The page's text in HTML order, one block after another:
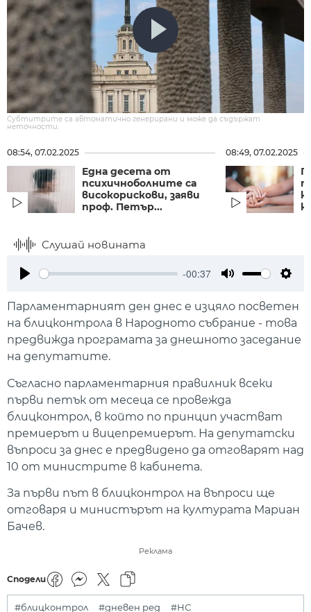
Субтитрите са автоматично генерирани и може да съдържат
неточности.
08:54, 07.02.2025
Една десета от
психичноболните са
високорискови, заяви
проф. Петър...
08:49, 07.02.2025
Слушай новината
-00:37
Парламентарният ден днес е изцяло посветен
на блицконтрола в Народното събрание - това
предвижда програмата за днешното заседание
на депутатите.
Съгласно парламентарния правилник всеки
първи петък от месеца се провежда
блицконтрол, в който по принцип участват
премиерът и вицепремиерът. На депутатски
въпроси за днес е предвидено да отговарят над
10 от министрите в кабинета.
За първи път в блицконтрол на въпроси ще
отговаря и министърът на културата Мариан
Бачев.
Реклама
Сподели
#блицконтрол #дневен ред
#НС